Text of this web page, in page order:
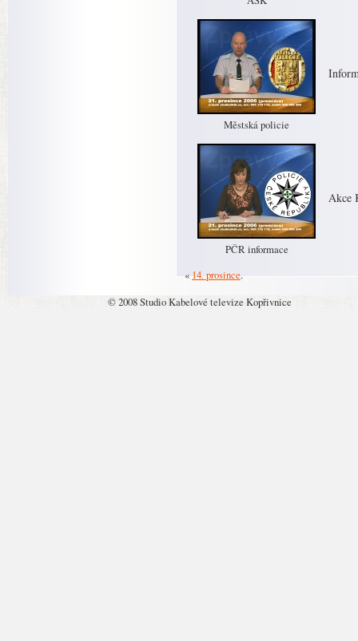
Městská policie
Akce
PČR informace
« 14. prosince.
© 2008 Studio Kabelové televize Kopřivnice